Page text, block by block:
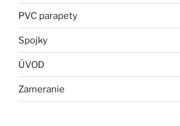
PVC parapety
Spojky
ÚVOD
Zameranie